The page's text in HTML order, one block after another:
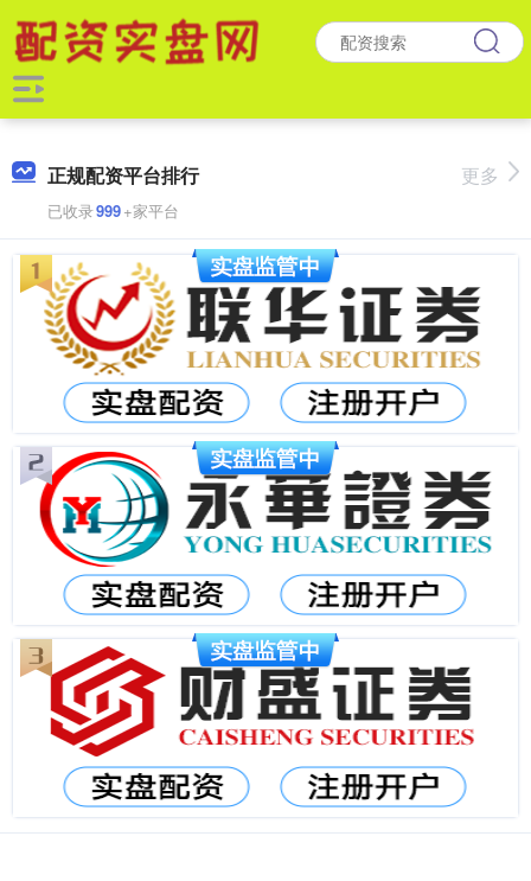
正规配资平台排行
已收录999+家平台
更多